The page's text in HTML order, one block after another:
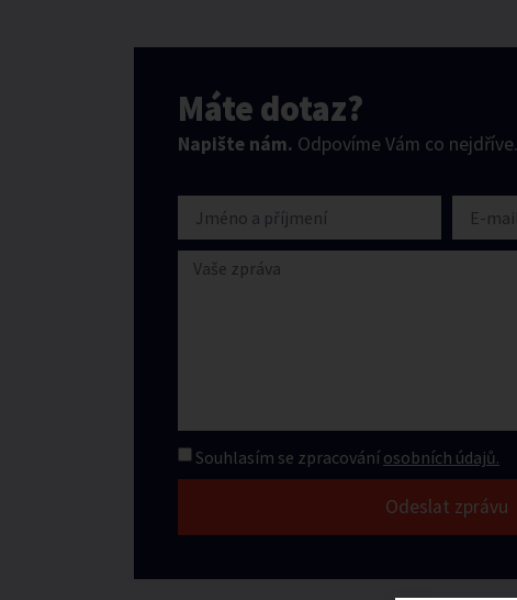
Máte dotaz?
Napište nám. Odpovíme Vám co nejdříve.
Souhlasím se zpracování osobních údajů.
Odeslat zprávu